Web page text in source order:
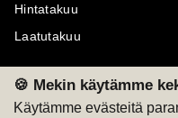
🍪 Mekin käytämme
Käytämme evästeitä
Hintatakuu
Laatutakuu